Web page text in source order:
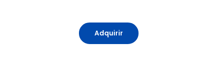
Adquirir